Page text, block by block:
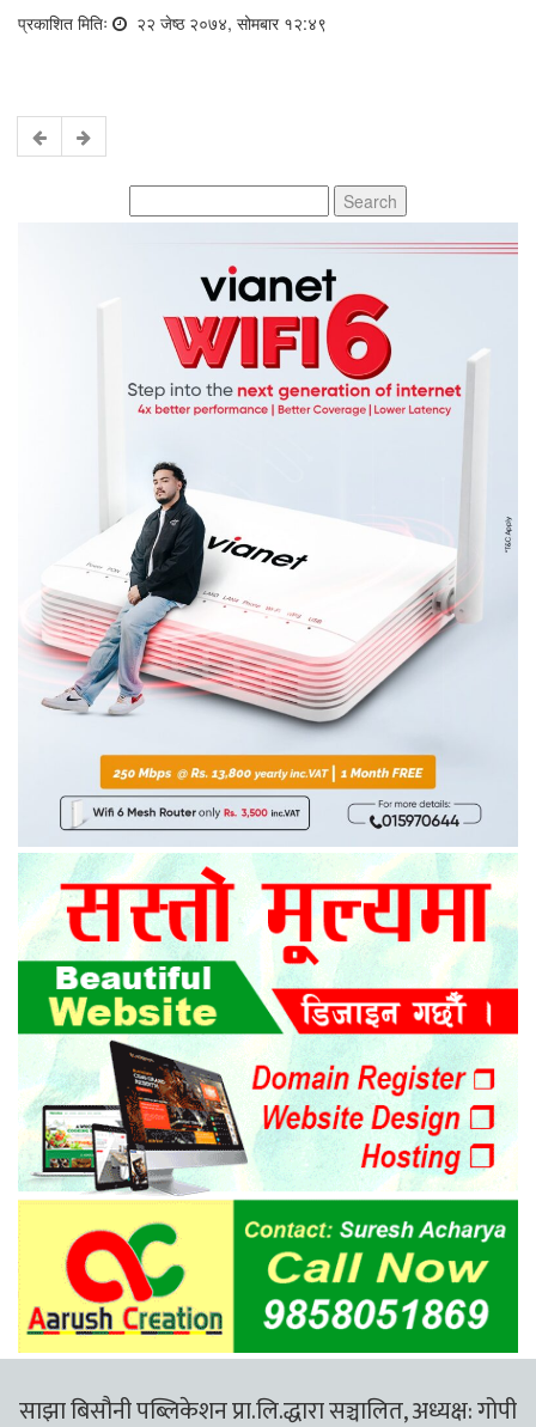
प्रकाशित मितिः २२ जेष्ठ २०७४, सोमबार १२:४९
for:
साझा बिसौनी पब्लिकेशन प्रा.लि.द्धारा सञ्चालित, अध्यक्ष: गोपी